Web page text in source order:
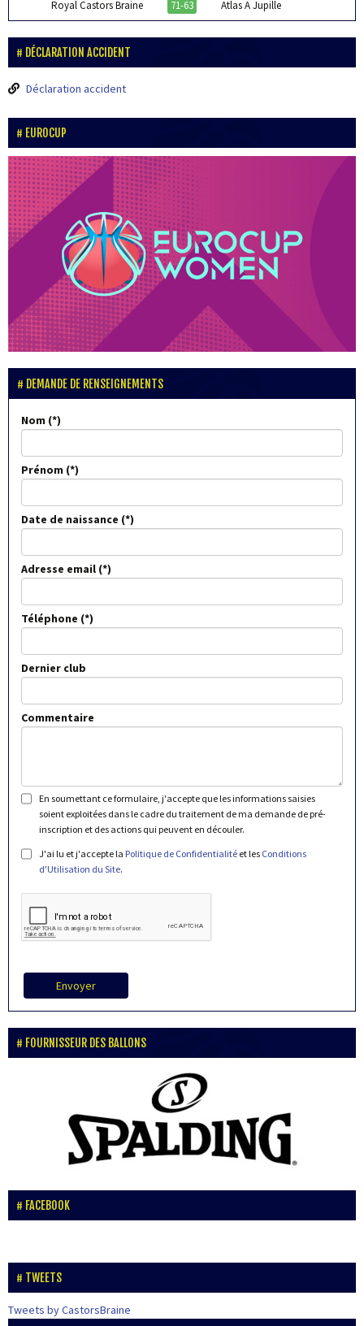
Royal Castors Braine 71-63 Atlas A Jupille
DÉCLARATION ACCIDENT
Déclaration accident
EUROCUP
DEMANDE DE RENSEIGNEMENTS
Nom
Prénom
Date de naissance
Adresse email
Téléphone
Dernier club
Commentaire
En soumettant ce formulaire, j'accepte que les informations saisies
soient exploitées dans le cadre du traitement de ma demande de pré-
inscription et des actions qui peuvent en découler.
J'ai lu et j'accepte la Politique de Confidentialité et les Conditions
d'Utilisation du Site.
Envoyer
FOURNISSEUR DES BALLONS
FACEBOOK
TWEETS
Tweets by CastorsBraine